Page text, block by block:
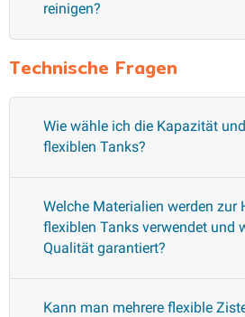
reinigen?
Technische Fragen
Wie wähle ich die Kapazität
flexiblen Tanks?
Welche Materialien werden zur
flexiblen Tanks verwendet und
Qualität garantiert?
Kann man mehrere flexible